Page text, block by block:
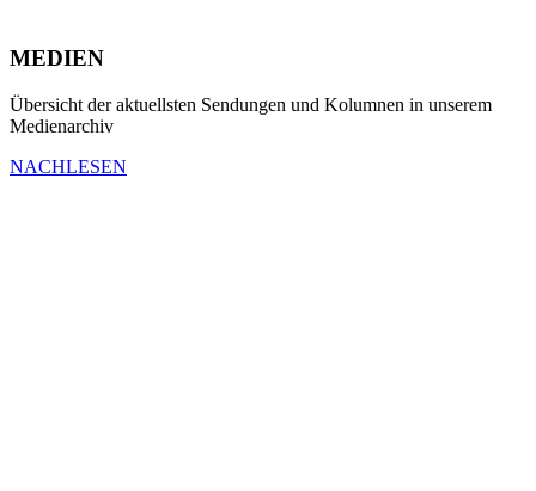
MEDIEN
Übersicht der aktuellsten Sendungen und Kolumnen in unserem
Medienarchiv
NACHLESEN